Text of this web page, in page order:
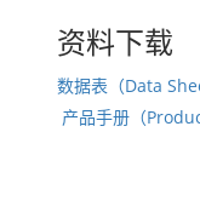
资料下载
数据表（Data
产品手册（